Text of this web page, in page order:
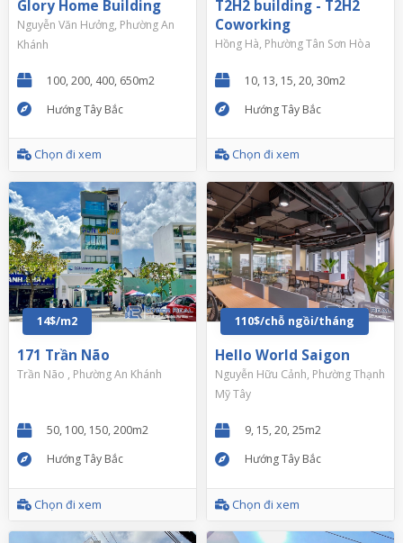
Glory Home Building
Nguyễn Văn Hưởng, Phường An
Khánh
100, 200, 400, 650m2
Hướng Tây Bắc
Chọn đi xem
T2H2 building - T2H2
Coworking
Hồng Hà, Phường Tân Sơn Hòa
10, 13, 15, 20, 30m2
Hướng Tây Bắc
Chọn đi xem
14$/m2
171 Trần Não
Trần Não , Phường An Khánh
50, 100, 150, 200m2
Hướng Tây Bắc
Chọn đi xem
110$/chỗ ngồi/tháng
Hello World Saigon
Nguyễn Hữu Cảnh, Phường Thạnh
Mỹ Tây
9, 15, 20, 25m2
Hướng Tây Bắc
Chọn đi xem